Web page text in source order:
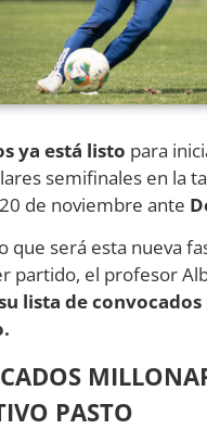
ya está listo para
semifinales en la
de noviembre ante
que será esta nueva
partido, el profesor
lista de
PASTO